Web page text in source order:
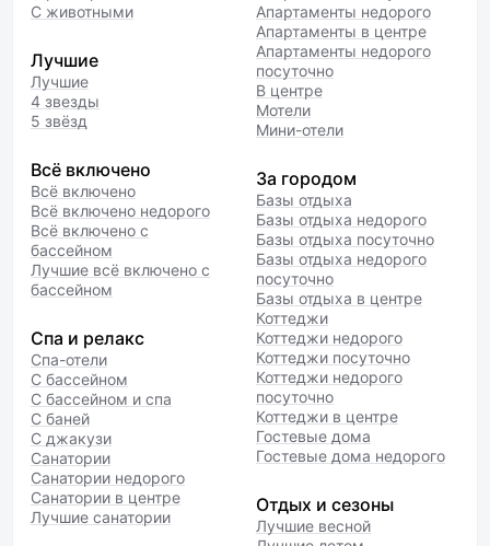
С животными
Лучшие
Лучшие
4 звезды
5 звёзд
Всё включено
Всё включено
Всё включено недорого
Всё включено с
бассейном
Лучшие всё включено с
бассейном
Спа и релакс
Спа-отели
С бассейном
С бассейном и спа
С баней
С джакузи
Санатории
Санатории недорого
Санатории в центре
Лучшие санатории
Апартаменты недорого
Апартаменты в центре
Апартаменты недорого
посуточно
В центре
Мотели
Мини-отели
За городом
Базы отдыха
Базы отдыха недорого
Базы отдыха посуточно
Базы отдыха недорого
посуточно
Базы отдыха в центре
Коттеджи
Коттеджи недорого
Коттеджи посуточно
Коттеджи недорого
посуточно
Коттеджи в центре
Гостевые дома
Гостевые дома недорого
Отдых и сезоны
Лучшие весной